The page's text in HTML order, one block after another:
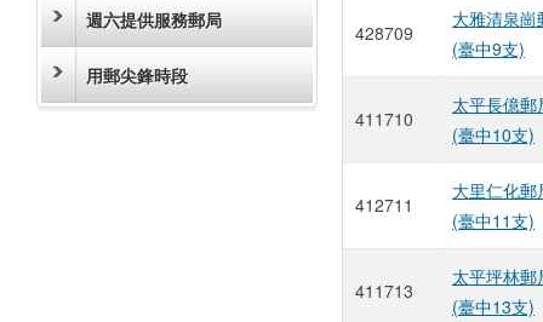
週六提供服務郵局
用郵尖鋒時段
428709
大雅清泉崗
(臺中9支)
411710
太平長億郵
(臺中10支)
412711
大里仁化郵
(臺中11支)
411713
太平坪林郵
(臺中13支)